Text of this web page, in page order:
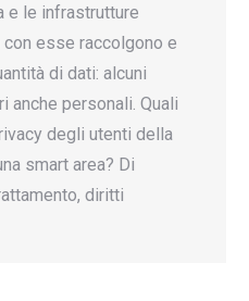
e le infrastrutture
esse raccolgono e
di dati: alcuni
anche personali. Quali
degli utenti della
smart area? Di
diritti